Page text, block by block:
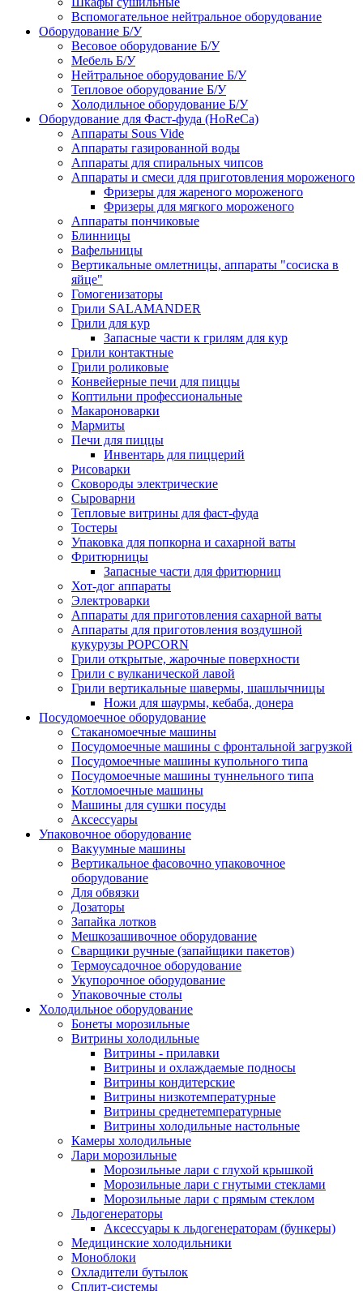
Вспомогательное нейтральное оборудование
Оборудование Б/У
Весовое оборудование Б/У
Мебель Б/У
Нейтральное оборудование Б/У
Тепловое оборудование Б/У
Холодильное оборудование Б/У
Оборудование для Фаст-фуда (HoReCa)
Аппараты Sous Vide
Аппараты газированной воды
Аппараты для спиральных чипсов
Аппараты и смеси для приготовления мороженого
Фризеры для жареного мороженого
Фризеры для мягкого мороженого
Аппараты пончиковые
Блинницы
Вафельницы
Вертикальные омлетницы, аппараты "сосиска в
яйце"
Гомогенизаторы
Грили SALAMANDER
Грили для кур
Запасные части к грилям для кур
Грили контактные
Грили роликовые
Конвейерные печи для пиццы
Коптильни профессиональные
Макароноварки
Мармиты
Печи для пиццы
Инвентарь для пиццерий
Рисоварки
Сковороды электрические
Сыроварни
Тепловые витрины для фаст-фуда
Тостеры
Упаковка для попкорна и сахарной ваты
Фритюрницы
Запасные части для фритюрниц
Хот-дог аппараты
Электроварки
Аппараты для приготовления сахарной ваты
Аппараты для приготовления воздушной
кукурузы POPCORN
Грили открытые, жарочные поверхности
Грили с вулканической лавой
Грили вертикальные шавермы, шашлычницы
Ножи для шаурмы, кебаба, донера
Посудомоечное оборудование
Стаканомоечные машины
Посудомоечные машины с фронтальной загрузкой
Посудомоечные машины купольного типа
Посудомоечные машины туннельного типа
Котломоечные машины
Машины для сушки посуды
Аксессуары
Упаковочное оборудование
Вакуумные машины
Вертикальное фасовочно упаковочное
оборудование
Для обвязки
Дозаторы
Запайка лотков
Мешкозашивочное оборудование
Сварщики ручные (запайщики пакетов)
Термоусадочное оборудование
Укупорочное оборудование
Упаковочные столы
Холодильное оборудование
Бонеты морозильные
Витрины холодильные
Витрины - прилавки
Витрины и охлаждаемые подносы
Витрины кондитерские
Витрины низкотемпературные
Витрины среднетемпературные
Витрины холодильные настольные
Камеры холодильные
Лари морозильные
Морозильные лари с глухой крышкой
Морозильные лари с гнутыми стеклами
Морозильные лари с прямым стеклом
Льдогенераторы
Аксессуары к льдогенераторам (бункеры)
Медицинские холодильники
Моноблоки
Охладители бутылок
Сплит-системы